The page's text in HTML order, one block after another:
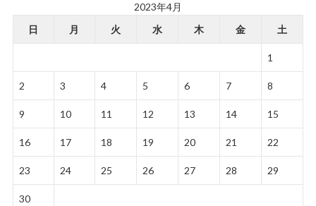
2023年4月
日
月 火 水 木 金 土
1
2 3 4 5 6 7 8
9 10 11 12 13 14 15
16 17 18 19 20 21 22
23 24 25 26 27 28 29
30